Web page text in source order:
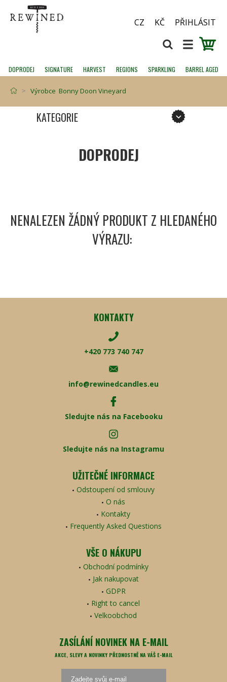
CZ KČ PŘIHLÁSIT
DOPRODEJ SIGNATURE HARVEST REGIONS SPARKLING BARREL AGED
Výrobce Bonny Doon Vineyard
KATEGORIE
DOPRODEJ
NENALEZEN ŽÁDNÝ PRODUKT Z HLEDANÉHO
VÝRAZU:
KONTAKTY
+420 773 740 747
info@rewinedcandles.eu
Sledujte nás na Facebooku
Sledujte nás na Instagramu
UŽITEČNÉ INFORMACE
Odstoupení od smlouvy
O nás
Kontakty
Frequently Asked Questions
VŠE O NÁKUPU
Obchodní podmínky
Jak nakupovat
GDPR
Right to cancel
Velkoobchod
ZASÍLÁNÍ NOVINEK NA E-MAIL
AKCE, SLEVY A NOVINKY PŘEDNOSTNĚ NA VÁŠ E-MAIL